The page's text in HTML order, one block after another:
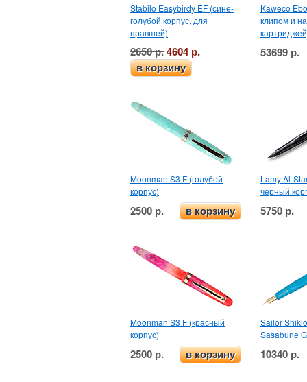
Stabilo Easybirdy EF (сине-
голубой корпус, для
правшей)
2650 р.4604 р.
в корзину
Kaweco
клипом и
53699 р.
Moonman S3 F (голубой
корпус)
2500 р. в корзину
Lamy Al-
черный
5750 р.
Moonman S3 F (красный
корпус)
2500 р. в корзину
Sailor
Sasabune
10340 р.